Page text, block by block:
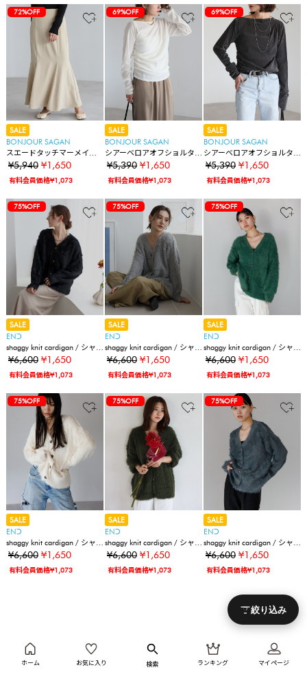
絞り込み
72%OFF
SALE
BONJOUR SAGAN
スエードタッチマーメイド
スカート
¥5,940 ¥1,650
有料会員価格¥1,073
69%OFF
SALE
BONJOUR SAGAN
シアーベロアオフショルタ
ックプルオーバー
¥5,390 ¥1,650
有料会員価格¥1,073
69%OFF
SALE
BONJOUR SAGAN
シアーベロアオフショルタ
ックプルオーバー
¥5,390 ¥1,650
有料会員価格¥1,073
75%OFF
SALE
ENↃ
shaggy knit cardigan / シャギ
ーニットカーディガン
¥6,600 ¥1,650
有料会員価格¥1,073
75%OFF
SALE
ENↃ
shaggy knit cardigan / シャギ
ーニットカーディガン
¥6,600 ¥1,650
有料会員価格¥1,073
75%OFF
SALE
ENↃ
shaggy knit cardigan / シャギ
ーニットカーディガン
¥6,600 ¥1,650
有料会員価格¥1,073
75%OFF
SALE
ENↃ
shaggy knit cardigan / シャギ
ーニットカーディガン
¥6,600 ¥1,650
有料会員価格¥1,073
75%OFF
SALE
ENↃ
shaggy knit cardigan / シャギ
ーニットカーディガン
¥6,600 ¥1,650
有料会員価格¥1,073
75%OFF
SALE
ENↃ
shaggy knit cardigan / シャギ
ーニットカーディガン
¥6,600 ¥1,650
有料会員価格¥1,073
ホーム お気に入り 検索 ランキング マイページ